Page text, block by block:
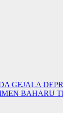
GEJALA
BAHARU